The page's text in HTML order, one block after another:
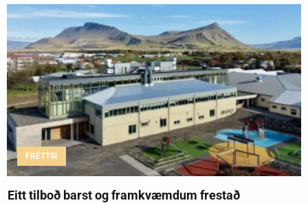
FRÉTTIR
Eitt tilboð barst og framkvæmdum frestað